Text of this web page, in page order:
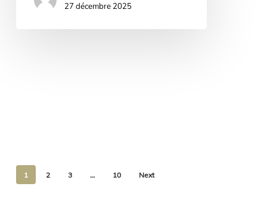
27 décembre 2025
1 2 3 … 10 Next